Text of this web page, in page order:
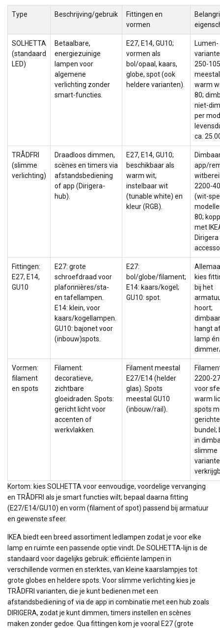
Type Beschrijving/gebruik
Fittingen en
vormen
SOLHETTA
(standaard
LED)
Betaalbare,
energiezuinige
lampen voor
algemene
verlichting zonder
smart-functies.
E27, E14, GU10;
vormen als
bol/opaal, kaars,
globe, spot (ook
heldere varianten).
Lumen-
250-
warm
80;
niet-
per
ca.
TRÅDFRI
(slimme
verlichting)
Draadloos dimmen,
scènes en timers via
afstandsbediening
of app (Dirigera-
hub).
E27, E14, GU10;
beschikbaar als
warm wit,
instelbaar wit
(tunable white) en
kleur (RGB).
app/
2200-
(wit-
80;
met
Dirigera
Fittingen:
E27, E14,
GU10
E27: grote
schroefdraad voor
plafonnières/sta-
en tafellampen.
E14: klein, voor
kaars/kogellampen.
GU10: bajonet voor
(inbouw)spots.
E27:
bol/globe/filament;
E14: kaars/kogel;
GU10: spot.
kies
bij het
hoort;
hangt
lamp én
Vormen:
filament
en spots
Filament:
decoratieve,
zichtbare
gloeidraden. Spots:
gericht licht voor
accenten of
werkvlakken.
Filament meestal
E27/E14 (helder
glas). Spots
meestal GU10
(inbouw/rail).
2200-
voor
warm
spots
gerichte
bundel;
in
slimme
Kortom: kies SOLHETTA voor eenvoudige, voordelige vervanging
en TRÅDFRI als je smart functies wilt; bepaal daarna fitting
(E27/E14/GU10) en vorm (filament of spot) passend bij armatuur
en gewenste sfeer.
IKEA biedt een breed assortiment ledlampen zodat je voor elke
lamp en ruimte een passende optie vindt. De SOLHETTA-lijn is de
standaard voor dagelijks gebruik: efficiënte lampen in
verschillende vormen en sterktes, van kleine kaarslampjes tot
grote globes en heldere spots. Voor slimme verlichting kies je
TRÅDFRI varianten, die je kunt bedienen met een
afstandsbediening of via de app in combinatie met een hub zoals
DIRIGERA, zodat je kunt dimmen, timers instellen en scènes
maken zonder gedoe. Qua fittingen kom je vooral E27 (grote